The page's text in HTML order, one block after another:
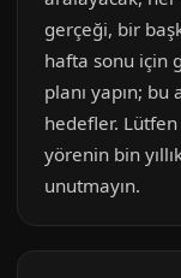
gerçeği, bir
hafta sonu için
planı yapın; bu
hedefler. Lütfen
yörenin bin
unutmayın.